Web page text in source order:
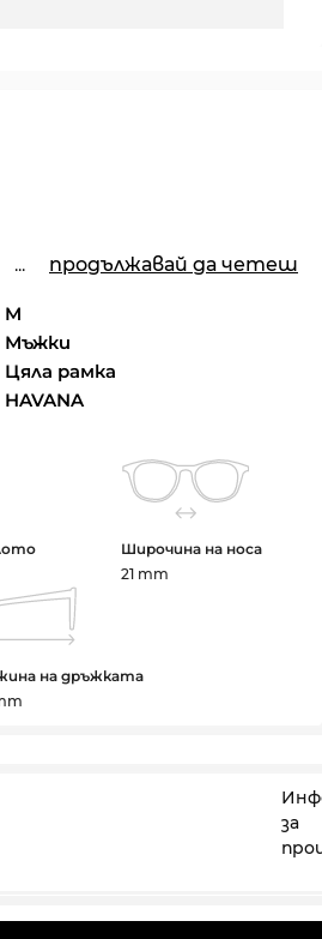
... продължавай да четеш
M
Мъжки
Цяла рамка
HAVANA
Широчина на носа
21 mm
на дръжката
за